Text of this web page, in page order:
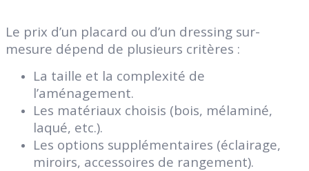
Le prix d’un placard ou d’un dressing sur-
mesure dépend de plusieurs critères :
La taille et la complexité de
l’aménagement.
Les matériaux choisis (bois, mélaminé,
laqué, etc.).
Les options supplémentaires (éclairage,
miroirs, accessoires de rangement).